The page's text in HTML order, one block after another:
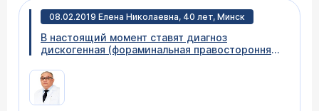
08.02.2019 Елена Николаевна, 40 лет, Минск
В настоящий момент ставят диагноз
дискогенная (фораминальная правосторонняя
радикулоишемией L5 справа. При этом
болевой синдром как таковой сейчас
отсутствует, но сохраняется умеренный парез